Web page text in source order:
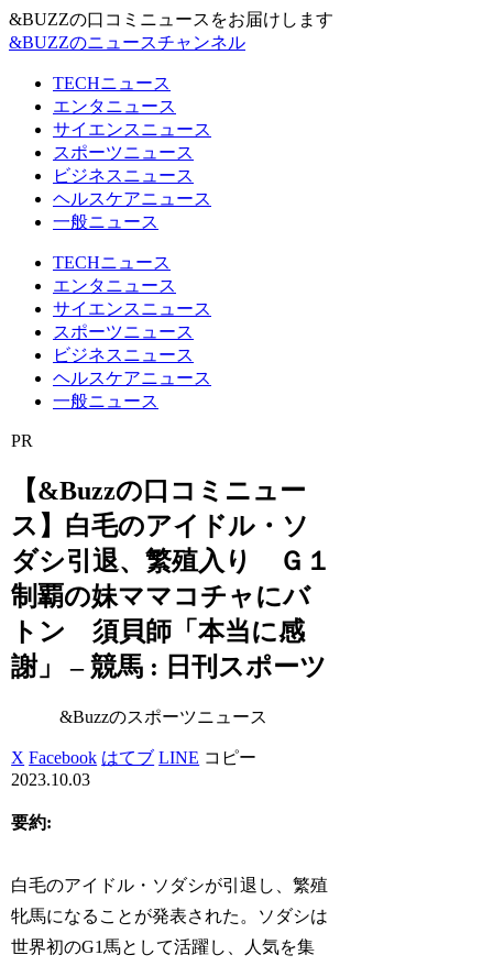
&BUZZの口コミニュースをお届けします
&BUZZのニュースチャンネル
TECHニュース
エンタニュース
サイエンスニュース
スポーツニュース
ビジネスニュース
ヘルスケアニュース
一般ニュース
TECHニュース
エンタニュース
サイエンスニュース
スポーツニュース
ビジネスニュース
ヘルスケアニュース
一般ニュース
PR
【&Buzzの口コミニュー
ス】白毛のアイドル・ソ
ダシ引退、繁殖入り Ｇ１
制覇の妹ママコチャにバ
トン 須貝師「本当に感
謝」 – 競馬 : 日刊スポーツ
&Buzzのスポーツニュース
X Facebook はてブ LINE コピー
2023.10.03
要約:
白毛のアイドル・ソダシが引退し、繁殖
牝馬になることが発表された。ソダシは
世界初のG1馬として活躍し、人気を集